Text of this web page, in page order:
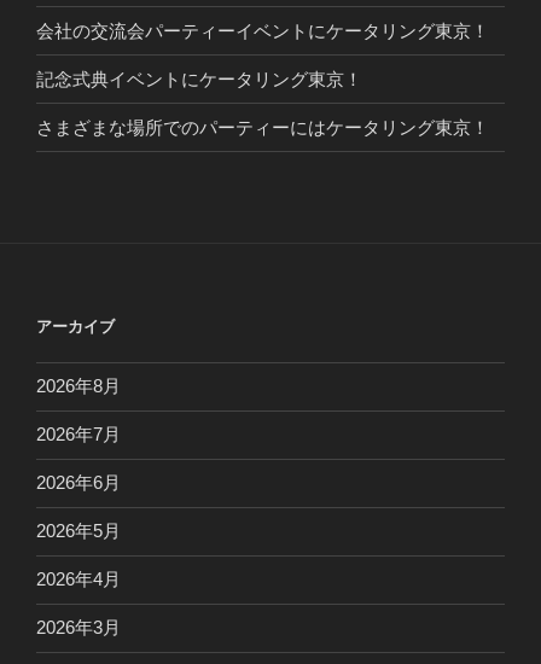
会社の交流会パーティーイベントにケータリング東京！
記念式典イベントにケータリング東京！
さまざまな場所でのパーティーにはケータリング東京！
アーカイブ
2026年8月
2026年7月
2026年6月
2026年5月
2026年4月
2026年3月